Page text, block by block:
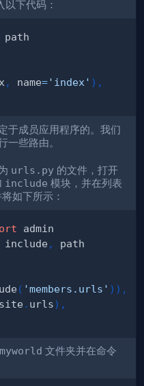
下代码：
, name='index' ) ,
于成员应用程序的。我们
一些路由。
urls.py 的文件，打开
include 模块，并在列表
如下所示：
include ,
( 'members.urls' ) ) ,
site . urls) ,
文件夹并在命令